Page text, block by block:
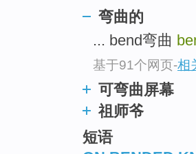
弯曲的
... bend弯曲
基于91个网页-相
可弯曲屏幕
祖师爷
短语